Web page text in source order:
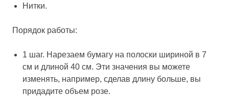
Нитки.
Порядок работы:
1 шаг. Нарезаем бумагу на полоски шириной в 7
см и длиной 40 см. Эти значения вы можете
изменять, например, сделав длину больше, вы
придадите объем розе.